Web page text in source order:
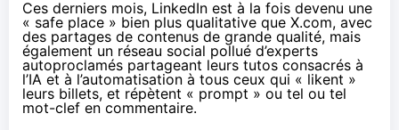
Ces derniers mois, LinkedIn est à la fois devenu une
« safe place » bien plus qualitative que X.com, avec
des partages de contenus de grande qualité, mais
également un réseau social pollué d’experts
autoproclamés partageant leurs tutos consacrés à
l’IA et à l’automatisation à tous ceux qui « likent »
leurs billets, et répètent « prompt » ou tel ou tel
mot-clef en commentaire.